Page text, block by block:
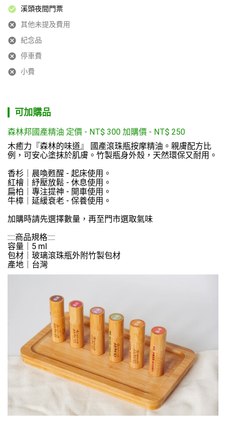
溪頭夜間門票
其他未提及費用
紀念品
停車費
小費
可加購品
森林邦國產精油 定價 - NT$ 300 加購價 - NT$ 250
木癒力『森林的味道』 國產滾珠瓶按摩精油。親膚配方比
例，可安心塗抹於肌膚。竹製瓶身外殼，天然環保又耐用。
香杉｜晨喚甦醒 - 起床使用。
紅檜｜紓壓放鬆 - 休息使用。
扁柏｜專注提神 - 開車使用。
牛樟｜延緩衰老 - 保養使用。
加購時請先選擇數量，再至門市選取氣味
:::::商品規格:::::
容量｜5 ml
包材｜玻璃滾珠瓶外附竹製包材
產地｜台灣